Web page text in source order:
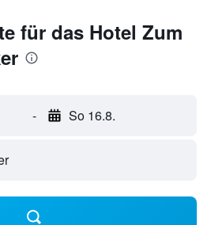
für das Hotel Zum
- So 16.8.